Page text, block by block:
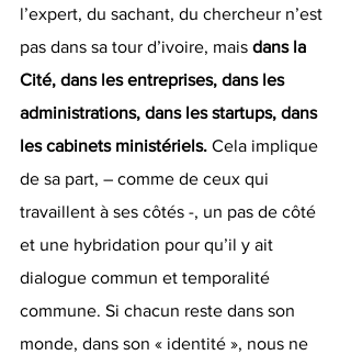
l’expert, du sachant, du chercheur n’est
pas dans sa tour d’ivoire, mais dans la
Cité, dans les entreprises, dans les
administrations, dans les startups, dans
les cabinets ministériels. Cela implique
de sa part, – comme de ceux qui
travaillent à ses côtés -, un pas de côté
et une hybridation pour qu’il y ait
dialogue commun et temporalité
commune. Si chacun reste dans son
monde, dans son « identité », nous ne